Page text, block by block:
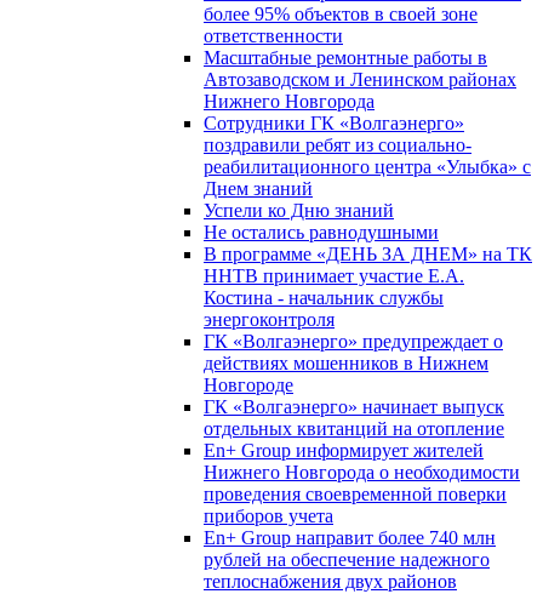
более 95% объектов в своей зоне
ответственности
Масштабные ремонтные работы в
Автозаводском и Ленинском районах
Нижнего Новгорода
Сотрудники ГК «Волгаэнерго»
поздравили ребят из социально-
реабилитационного центра «Улыбка» с
Днем знаний
Успели ко Дню знаний
Не остались равнодушными
В программе «ДЕНЬ ЗА ДНЕМ» на ТК
ННТВ принимает участие Е.А.
Костина - начальник службы
энергоконтроля
ГК «Волгаэнерго» предупреждает о
действиях мошенников в Нижнем
Новгороде
ГК «Волгаэнерго» начинает выпуск
отдельных квитанций на отопление
En+ Group информирует жителей
Нижнего Новгорода о необходимости
проведения своевременной поверки
приборов учета
En+ Group направит более 740 млн
рублей на обеспечение надежного
теплоснабжения двух районов